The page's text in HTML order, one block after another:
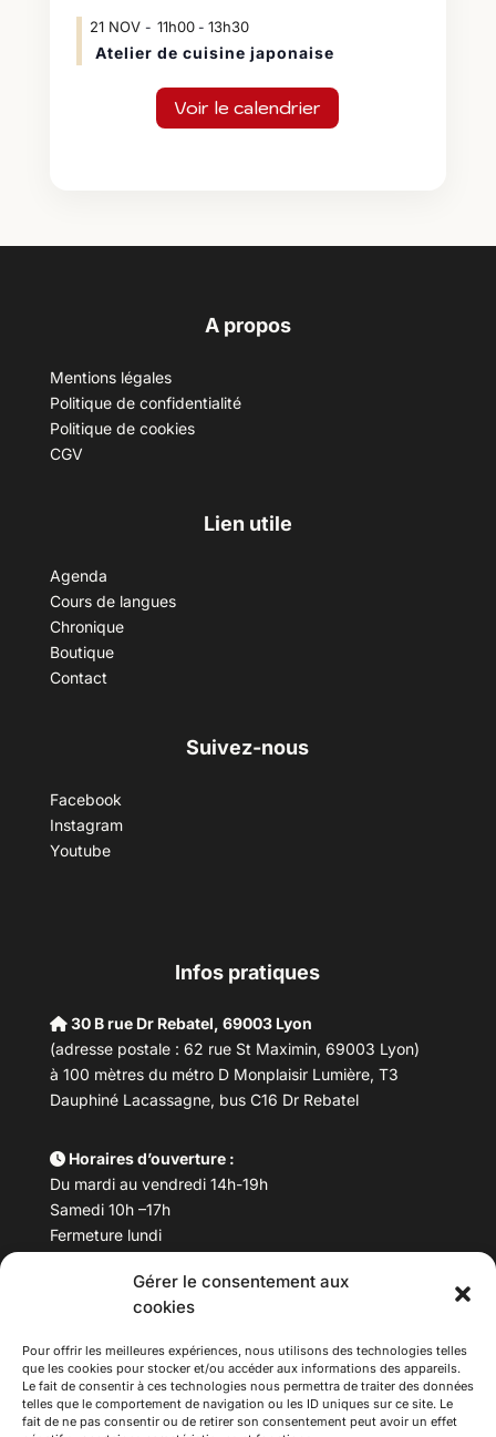
Gérer le consentement aux
cookies
Pour offrir les meilleures expériences, nous utilisons des technologies telles
que les cookies pour stocker et/ou accéder aux informations des appareils.
Le fait de consentir à ces technologies nous permettra de traiter des données
telles que le comportement de navigation ou les ID uniques sur ce site. Le
fait de ne pas consentir ou de retirer son consentement peut avoir un effet
21 NOV 11h00- 13h30
Atelier de cuisine japonaise
Voir le calendrier
A propos
Mentions légales
Politique de confidentialité
Politique de cookies
CGV
Lien utile
Agenda
Cours de langues
Chronique
Boutique
Contact
Suivez-nous
Facebook
Instagram
Youtube
Infos pratiques
30 B rue Dr Rebatel, 69003 Lyon
(adresse postale : 62 rue St Maximin, 69003 Lyon)
à 100 mètres du métro D Monplaisir Lumière, T3
Dauphiné Lacassagne, bus C16 Dr Rebatel
Horaires d’ouverture :
Du mardi au vendredi 14h-19h
Samedi 10h –17h
Fermeture lundi
Téléphone : 04 78 53 06 40
maisondesculturesasiatiques@asiexpo.com